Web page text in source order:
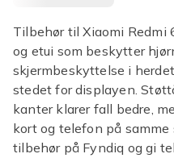
Tilbehør til Xiaomi Redmi
og etui som beskytter
skjermbeskyttelse i
stedet for displayen.
kanter klarer fall bedre,
kort og telefon på samme
tilbehør på Fyndiq og gi